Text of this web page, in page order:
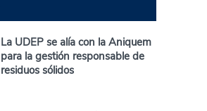
La UDEP se alía con la Aniquem
para la gestión responsable de
residuos sólidos